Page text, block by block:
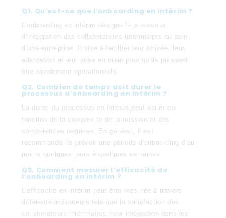
Q1. Qu’est-ce que l’onboarding en intérim ?
L’onboarding en intérim désigne le processus
d’intégration des collaborateurs intérimaires au sein
d’une entreprise. Il vise à faciliter leur arrivée, leur
adaptation et leur prise en main pour qu’ils puissent
être rapidement opérationnels.
Q2. Combien de temps doit durer le
processus d’onboarding en intérim ?
La durée du processus en intérim peut varier en
fonction de la complexité de la mission et des
compétences requises. En général, il est
recommandé de prévoir une période d’onboarding d’au
moins quelques jours à quelques semaines.
Q3. Comment mesurer l’efficacité de
l’onboarding en intérim ?
L’efficacité en intérim peut être mesurée à travers
différents indicateurs tels que la satisfaction des
collaborateurs intérimaires, leur intégration dans les